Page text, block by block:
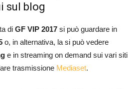
sul blog
di GF VIP 2017 si può guardare in
o, in alternativa, la si può vedere
e in streaming on demand sui vari siti
trasmissione Mediaset.